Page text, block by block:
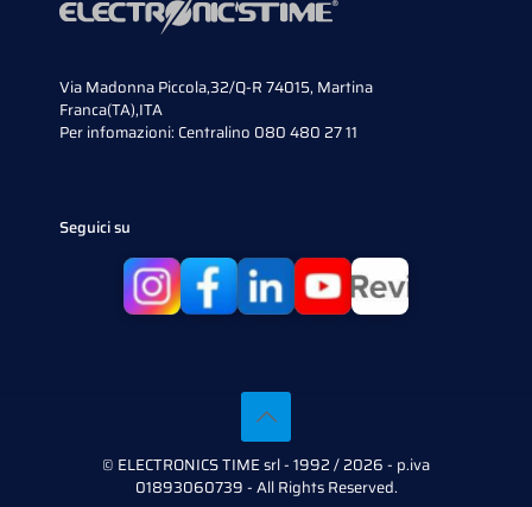
Via Madonna Piccola,32/Q-R 74015, Martina
Franca(TA),ITA
Per infomazioni: Centralino 080 480 27 11
Seguici su
© ELECTRONICS TIME srl - 1992 / 2026 - p.iva
01893060739 - All Rights Reserved.